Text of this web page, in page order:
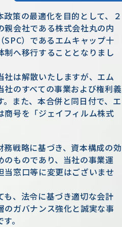
策の最適化を目的として、２
親会社である株式会社丸の内
）であるエムキャップ十
へ移行することとなりまし
は解散いたしますが、エム
のすべての事業および権利義
また、本合併と同日付で、エ
商号を「ジェイフィルム株式
戦略に基づき、資本構成の効
ものであり、当社の事業運
窓口等に変更はございませ
、法令に基づき適切な会計
ガバナンス強化と誠実な事
。